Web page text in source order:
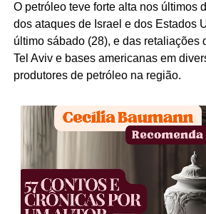
O petróleo teve forte alta nos últimos
dos ataques de Israel e dos Estados
último sábado (28), e das retaliações
Tel Aviv e bases americanas em
produtores de petróleo na região.